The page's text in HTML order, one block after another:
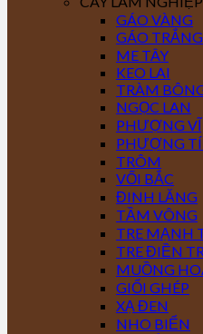
GÁO VÀNG
GÁO TRẮNG
ME TÂY
KEO LAI
TRÀM
NGỌC LAN
PHƯỢNG VĨ
PHƯỢNG
TRÔM
VỐI BẮC
ĐINH LĂNG
TẦM VÔNG
TRE MẠNH
TRE ĐIỀN
MUỒNG
GIỔI GHÉP
XẠ ĐEN
NHO BIỂN